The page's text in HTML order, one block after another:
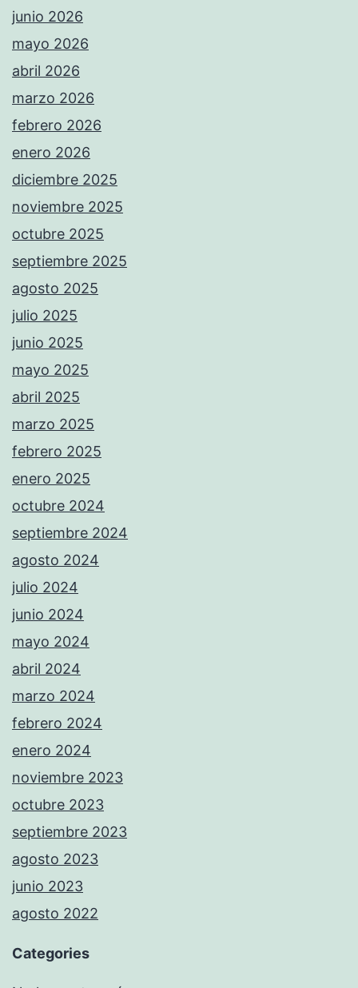
junio 2026
mayo 2026
abril 2026
marzo 2026
febrero 2026
enero 2026
diciembre 2025
noviembre 2025
octubre 2025
septiembre 2025
agosto 2025
julio 2025
junio 2025
mayo 2025
abril 2025
marzo 2025
febrero 2025
enero 2025
octubre 2024
septiembre 2024
agosto 2024
julio 2024
junio 2024
mayo 2024
abril 2024
marzo 2024
febrero 2024
enero 2024
noviembre 2023
octubre 2023
septiembre 2023
agosto 2023
junio 2023
agosto 2022
Categories